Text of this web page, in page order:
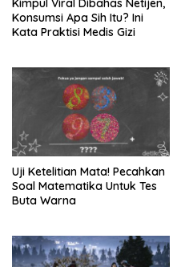
Kimpul Viral Dibahas Netijen,
Konsumsi Apa Sih Itu? Ini
Kata Praktisi Medis Gizi
Uji Ketelitian Mata! Pecahkan
Soal Matematika Untuk Tes
Buta Warna